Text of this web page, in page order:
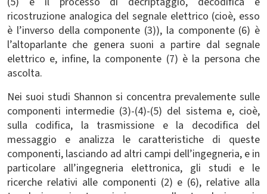
ricostruzione analogica del segnale elettrico (cioè, esso
è l’inverso della componente (3)), la componente (6) è
l’altoparlante che genera suoni a partire dal segnale
elettrico e, infine, la componente (7) è la persona che
ascolta.
Nei suoi studi Shannon si concentra prevalemente sulle
componenti intermedie (3)-(4)-(5) del sistema e, cioè,
sulla codifica, la trasmissione e la decodifica del
messaggio e analizza le caratteristiche di queste
componenti, lasciando ad altri campi dell’ingegneria, e in
particolare all’ingegneria elettronica, gli studi e le
ricerche relativi alle componenti (2) e (6), relative alla